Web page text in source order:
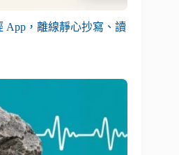
App，離線靜心抄寫、讀